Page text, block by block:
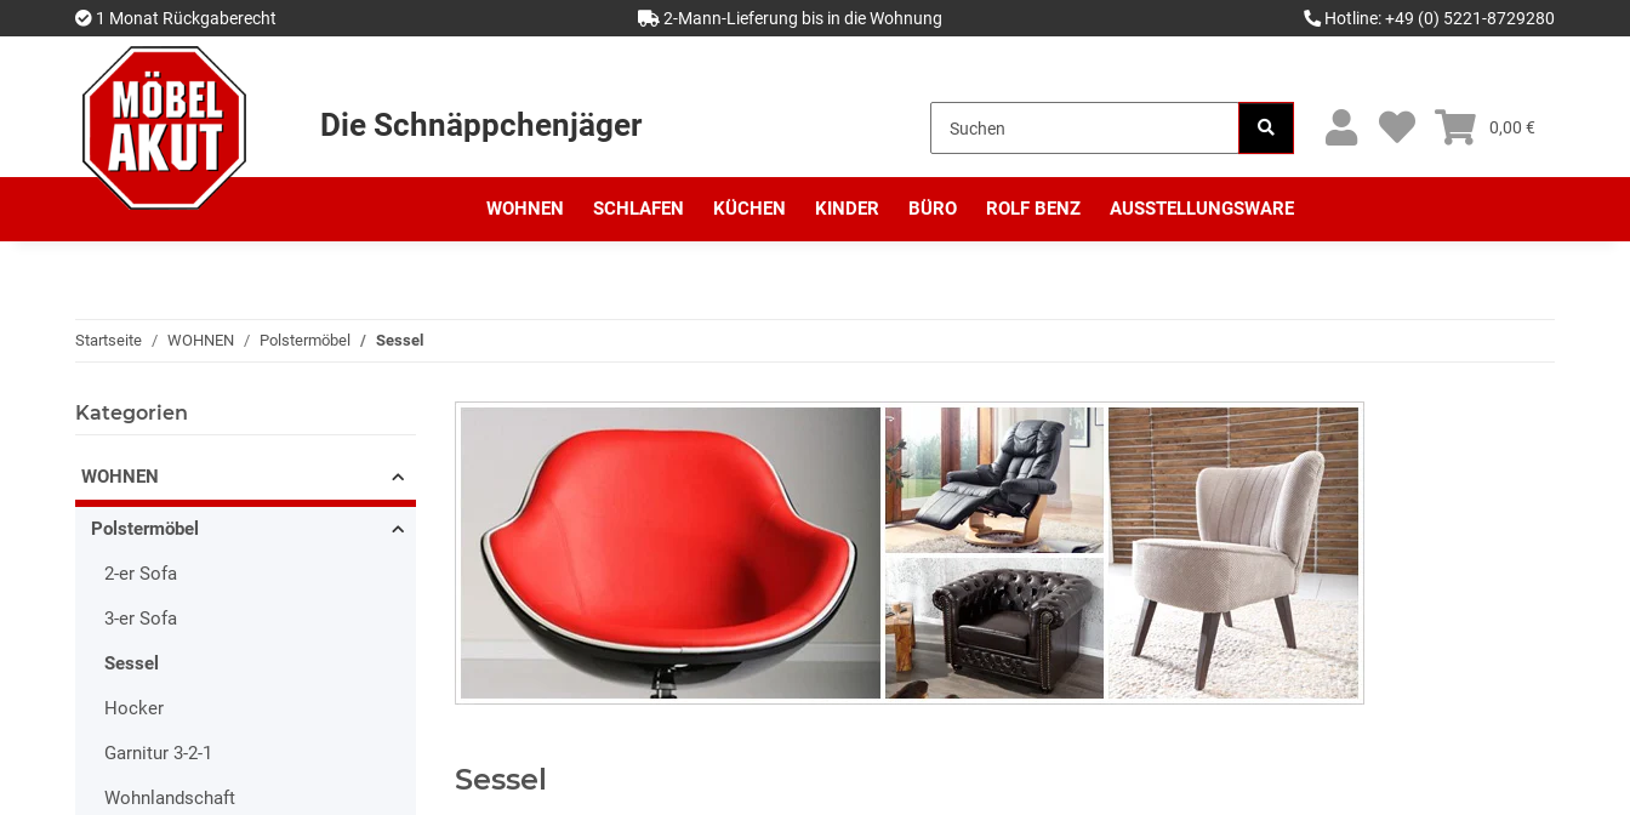
1 Monat Rückgaberecht 2-Mann-Lieferung bis in die Wohnung Hotline: +49 (0) 5221-8729280
Die Schnäppchenjäger 0,00 €
WOHNEN SCHLAFEN KÜCHEN KINDER BÜRO ROLF BENZ AUSSTELLUNGSWARE
Startseite WOHNEN Polstermöbel Sessel
Sessel
Kategorien
WOHNEN
Polstermöbel
2-er Sofa
3-er Sofa
Sessel
Hocker
Garnitur 3-2-1
Wohnlandschaft